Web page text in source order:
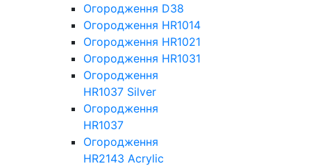
Огородження D38
Огородження HR1014
Огородження HR1021
Огородження HR1031
Огородження
HR1037 Silver
Огородження
HR1037
Огородження
HR2143 Acrylic